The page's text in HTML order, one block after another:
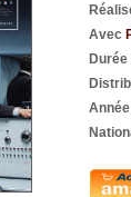
Avec
Durée